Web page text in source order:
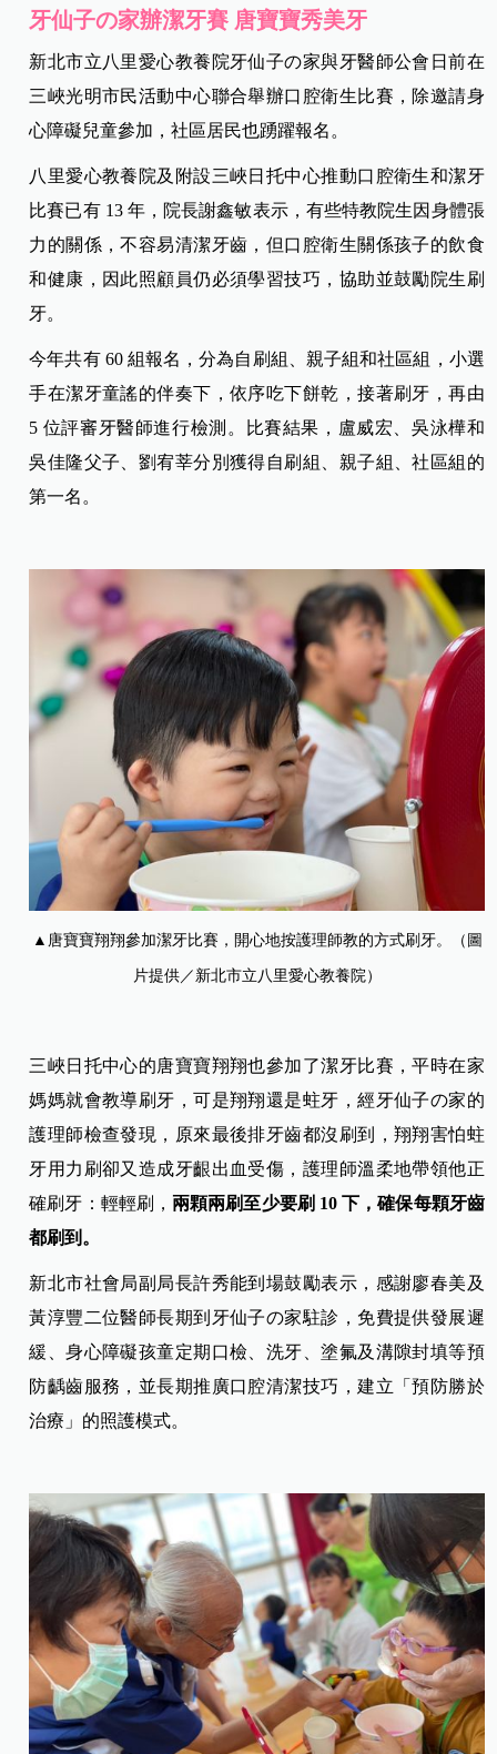
牙仙子の家辦潔牙賽 唐寶寶秀美牙
新北市立八里愛心教養院牙仙子の家與牙醫師公會日前在
三峽光明市民活動中心聯合舉辦口腔衛生比賽，除邀請身
心障礙兒童參加，社區居民也踴躍報名。
八里愛心教養院及附設三峽日托中心推動口腔衛生和潔牙
比賽已有 13 年，院長謝鑫敏表示，有些特教院生因身體張
力的關係，不容易清潔牙齒，但口腔衛生關係孩子的飲食
和健康，因此照顧員仍必須學習技巧，協助並鼓勵院生刷
牙。
今年共有 60 組報名，分為自刷組、親子組和社區組，小選
手在潔牙童謠的伴奏下，依序吃下餅乾，接著刷牙，再由
5 位評審牙醫師進行檢測。比賽結果，盧威宏、吳泳樺和
吳佳隆父子、劉宥莘分別獲得自刷組、親子組、社區組的
第一名。
▲唐寶寶翔翔參加潔牙比賽，開心地按護理師教的方式刷牙。（圖
片提供／新北市立八里愛心教養院）
三峽日托中心的唐寶寶翔翔也參加了潔牙比賽，平時在家
媽媽就會教導刷牙，可是翔翔還是蛀牙，經牙仙子の家的
護理師檢查發現，原來最後排牙齒都沒刷到，翔翔害怕蛀
牙用力刷卻又造成牙齦出血受傷，護理師溫柔地帶領他正
確刷牙：輕輕刷， 兩顆兩刷至少要刷 10 下，確保每顆牙齒
都刷到。
新北市社會局副局長許秀能到場鼓勵表示，感謝廖春美及
黃淳豐二位醫師長期到牙仙子の家駐診，免費提供發展遲
緩、身心障礙孩童定期口檢、洗牙、塗氟及溝隙封填等預
防齲齒服務，並長期推廣口腔清潔技巧，建立「預防勝於
治療」的照護模式。